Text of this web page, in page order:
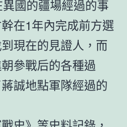
國的疆場經過的事
在1年內完成前方選
現在的見證人，而
參戰后的各種過
誠地點軍隊經過的